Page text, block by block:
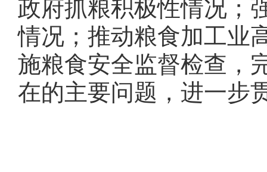
政府抓粮积极性情况；
情况；推动粮食加工业
施粮食安全监督检查，
在的主要问题，进一步